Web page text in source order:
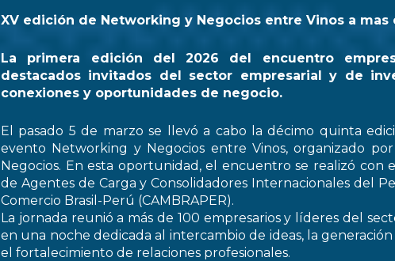
XV edición de Networking y Negocios entre Vinos a mas
La primera edición del 2026 del encuentro
destacados invitados del sector empresarial y de
conexiones y oportunidades de negocio.
El pasado 5 de marzo se llevó a cabo la décimo quinta
evento Networking y Negocios entre Vinos, organizado
Negocios. En esta oportunidad, el encuentro se realizó con
de Agentes de Carga y Consolidadores Internacionales del
Comercio Brasil-Perú (CAMBRAPER).
La jornada reunió a más de 100 empresarios y líderes del
en una noche dedicada al intercambio de ideas, la
el fortalecimiento de relaciones profesionales.